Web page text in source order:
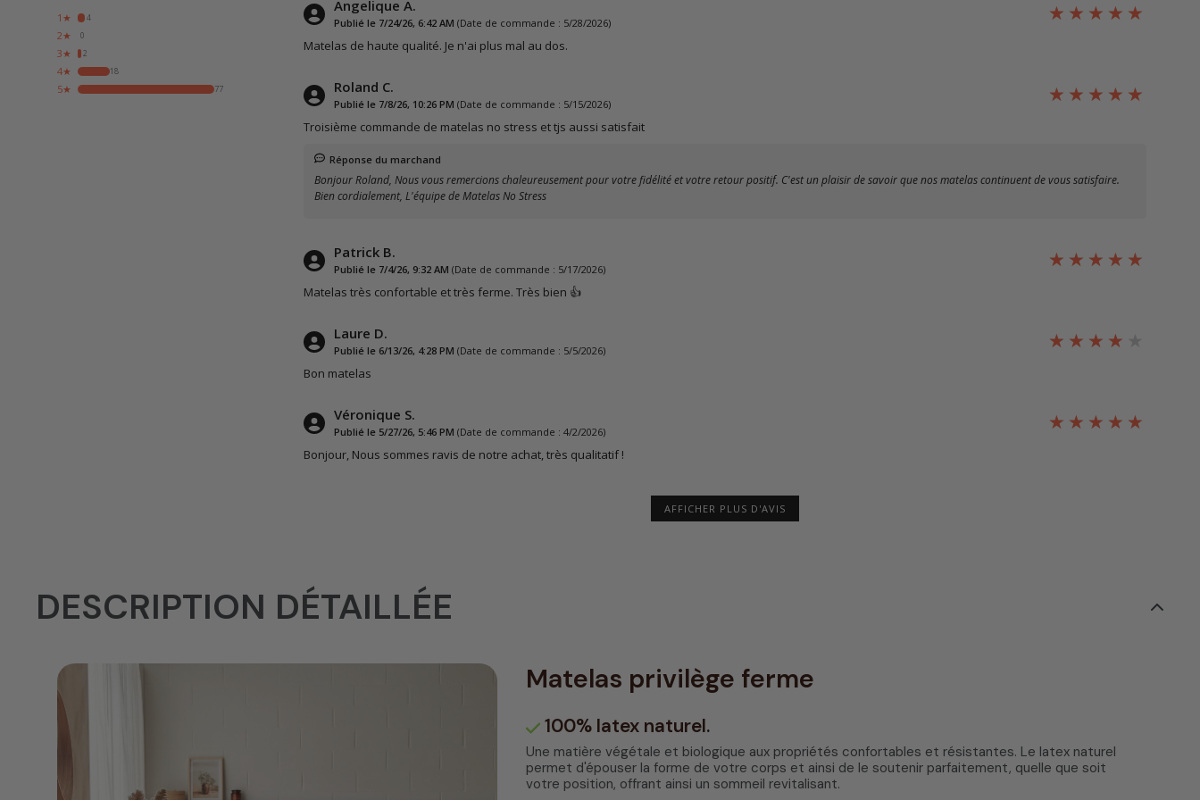
4
1★
0
2★
2
3★
18
4★
77
5★
Angelique A.
Publié le 7/24/26, 6:42 AM (Date de commande : 5/28/2026)
Matelas de haute qualité. Je n'ai plus mal au dos.
Roland C.
Publié le 7/8/26, 10:26 PM (Date de commande : 5/15/2026)
Troisième commande de matelas no stress et tjs aussi satisfait
Réponse du marchand
Bonjour Roland, Nous vous remercions chaleureusement pour votre fidélité et votre retour positif. C'est un plaisir de savoir que nos matelas continuent de vous satisfaire.
Bien cordialement, L'équipe de Matelas No Stress
Patrick B.
Publié le 7/4/26, 9:32 AM (Date de commande : 5/17/2026)
Matelas très confortable et très ferme. Très bien 👍
Laure D.
Publié le 6/13/26, 4:28 PM (Date de commande : 5/5/2026)
Bon matelas
Véronique S.
Publié le 5/27/26, 5:46 PM (Date de commande : 4/2/2026)
Bonjour, Nous sommes ravis de notre achat, très qualitatif !
AFFICHER PLUS D'AVIS
DESCRIPTION DÉTAILLÉE
Matelas privilège ferme
100% latex naturel.
Une matière végétale et biologique aux propriétés confortables et résistantes. Le latex naturel
permet d'épouser la forme de votre corps et ainsi de le soutenir parfaitement, quelle que soit
votre position, offrant ainsi un sommeil revitalisant.